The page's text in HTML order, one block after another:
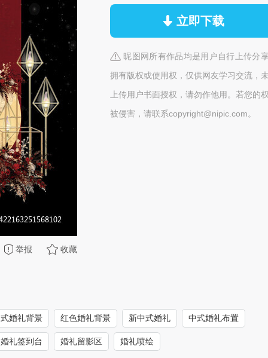
举报 收藏
立即下载
昵图网所有作品均是用户自行上传分
拥有版权或使用权，仅供网友学习交流，
上传用户书面授权，请勿作他用。若您的
被侵害，请联系copyright@nipic.com。
婚礼背景 红色婚礼背景 新中式婚礼 中式婚礼布置
婚礼签到台 婚礼留影区 婚礼喷绘